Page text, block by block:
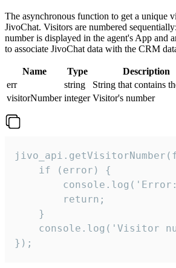
The asynchronous function to get a unique
JivoChat. Visitors are numbered
number is displayed in the agent's App and
to associate JivoChat data with the CRM
Name Type
Description
err
string
String that contains
visitorNumber integer Visitor's number
    if (error) {
        return;
    }
console.log('Visitor
});